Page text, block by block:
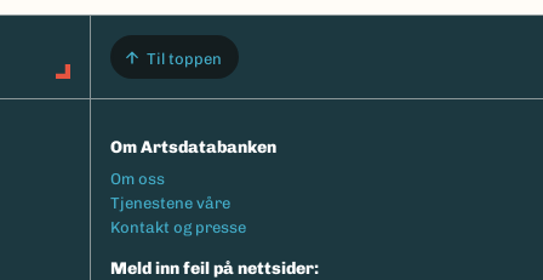
Til toppen
Om Artsdatabanken
Footermeny
Om oss
Tjenestene våre
Kontakt og presse
Meld inn feil på nettsider: